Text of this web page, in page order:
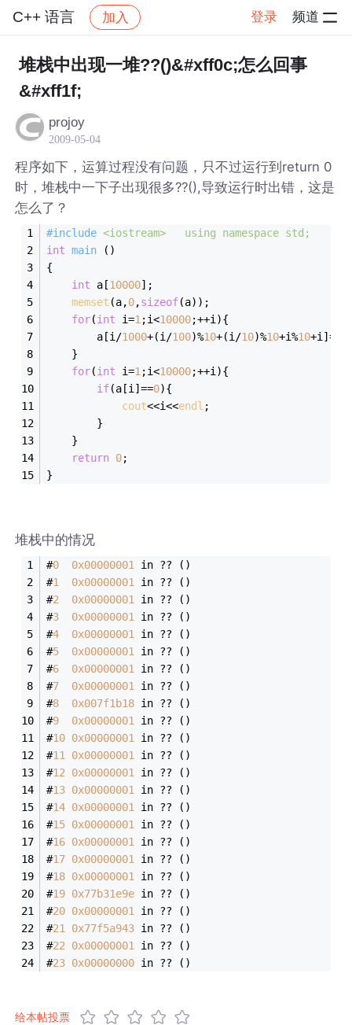
C++ 语言 加入 登录 频道
社区 C++ 语言 帖子详情
堆栈中出现一堆??()&#xff0c;怎么回事
&#xff1f;
projoy
2009-05-04
程序如下，运算过程没有问题，只不过运行到return 0
时，堆栈中一下子出现很多??(),导致运行时出错，这是
怎么了？
#include <iostream>
   using namespace std;
int main
()
{
int a[10000];
memset (a,0,sizeof(a));
for(int i=1 ;i<10000;++i){
		a[i/
1000+(i/100)%10+(i/10)%10+i%10+i]=
	}
for(int i=1 ;i<10000;++i){
if(a[i]==0){
cout<<i<<endl ;
		}
	}
return 0;
}
堆栈中的情况
#0 0x00000001
in ?? ()
#1 0x00000001
in ?? ()
#2 0x00000001
in ?? ()
#3 0x00000001
in ?? ()
#4 0x00000001
in ?? ()
#5 0x00000001
in ?? ()
#6 0x00000001
in ?? ()
#7 0x00000001
in ?? ()
#8 0x007f1b18 in ?? ()
#9 0x00000001
in ?? ()
#10 0x00000001
in ?? ()
#11 0x00000001
in ?? ()
#12 0x00000001
in ?? ()
#13 0x00000001
in ?? ()
#14 0x00000001
in ?? ()
#15 0x00000001
in ?? ()
#16 0x00000001
in ?? ()
#17 0x00000001
in ?? ()
#18 0x00000001
in ?? ()
#19 0x77b31e9e in ?? ()
#20 0x00000001
in ?? ()
#21 0x77f5a943 in ?? ()
#22 0x00000001
in ?? ()
#23 0x00000000 in ?? ()
给本帖投票